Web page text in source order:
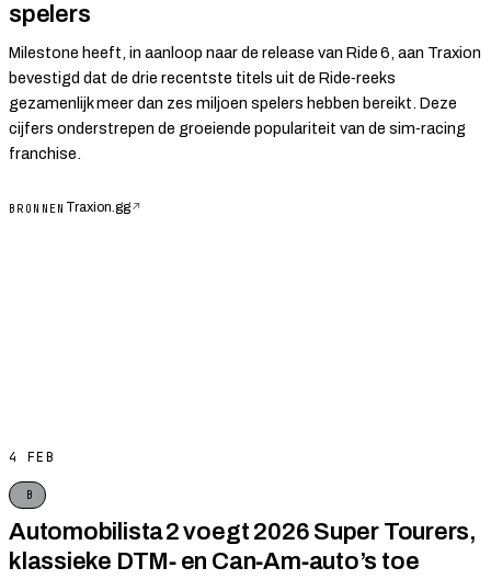
spelers
Milestone heeft, in aanloop naar de release van Ride 6, aan Traxion
bevestigd dat de drie recentste titels uit de Ride‑reeks
gezamenlijk meer dan zes miljoen spelers hebben bereikt. Deze
cijfers onderstrepen de groeiende populariteit van de sim‑racing
franchise.
BRONNEN Traxion.gg↗
4 FEB
B
Automobilista 2 voegt 2026 Super Tourers,
klassieke DTM‑ en Can‑Am‑auto’s toe